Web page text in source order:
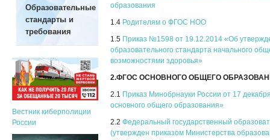
образования
1.4 Родителям о ФГОС НОО
1.5 Приказ №1598 от 19.12.2014 «Об
образовательного стандарта начального
возможностями здоровья»
2.ФГОС ОСНОВНОГО ОБЩЕГО
2.1 Приказ Минобрнауки России от 17
основного общего образования»
2.2Федеральный государственный
(утвержден приказом Министерства
Образовательные
стандарты и
требования
Вестник киберполиции
России